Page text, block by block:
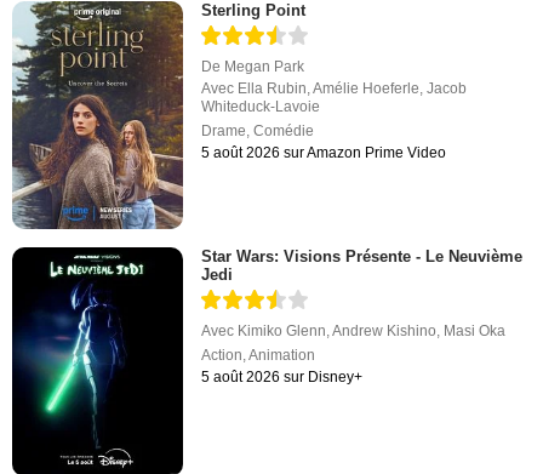
Sterling Point
De Megan Park
Avec Ella Rubin,Amélie Hoeferle,Jacob
Whiteduck-Lavoie
Drame,Comédie
5 août 2026 sur Amazon Prime Video
Star Wars: Visions Présente - Le Neuvième
Jedi
Avec Kimiko Glenn,Andrew Kishino, Masi Oka
Action,Animation
5 août 2026 sur Disney+